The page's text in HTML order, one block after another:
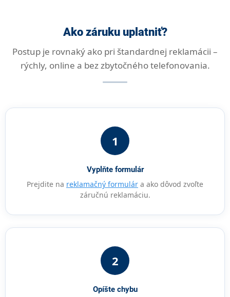
Ako záruku uplatniť?
Postup je rovnaký ako pri štandardnej reklamácii –
rýchly, online a bez zbytočného telefonovania.
1
Vyplňte formulár
Prejdite na reklamačný formulár a ako dôvod zvoľte
záručnú reklamáciu.
2
Opíšte chybu